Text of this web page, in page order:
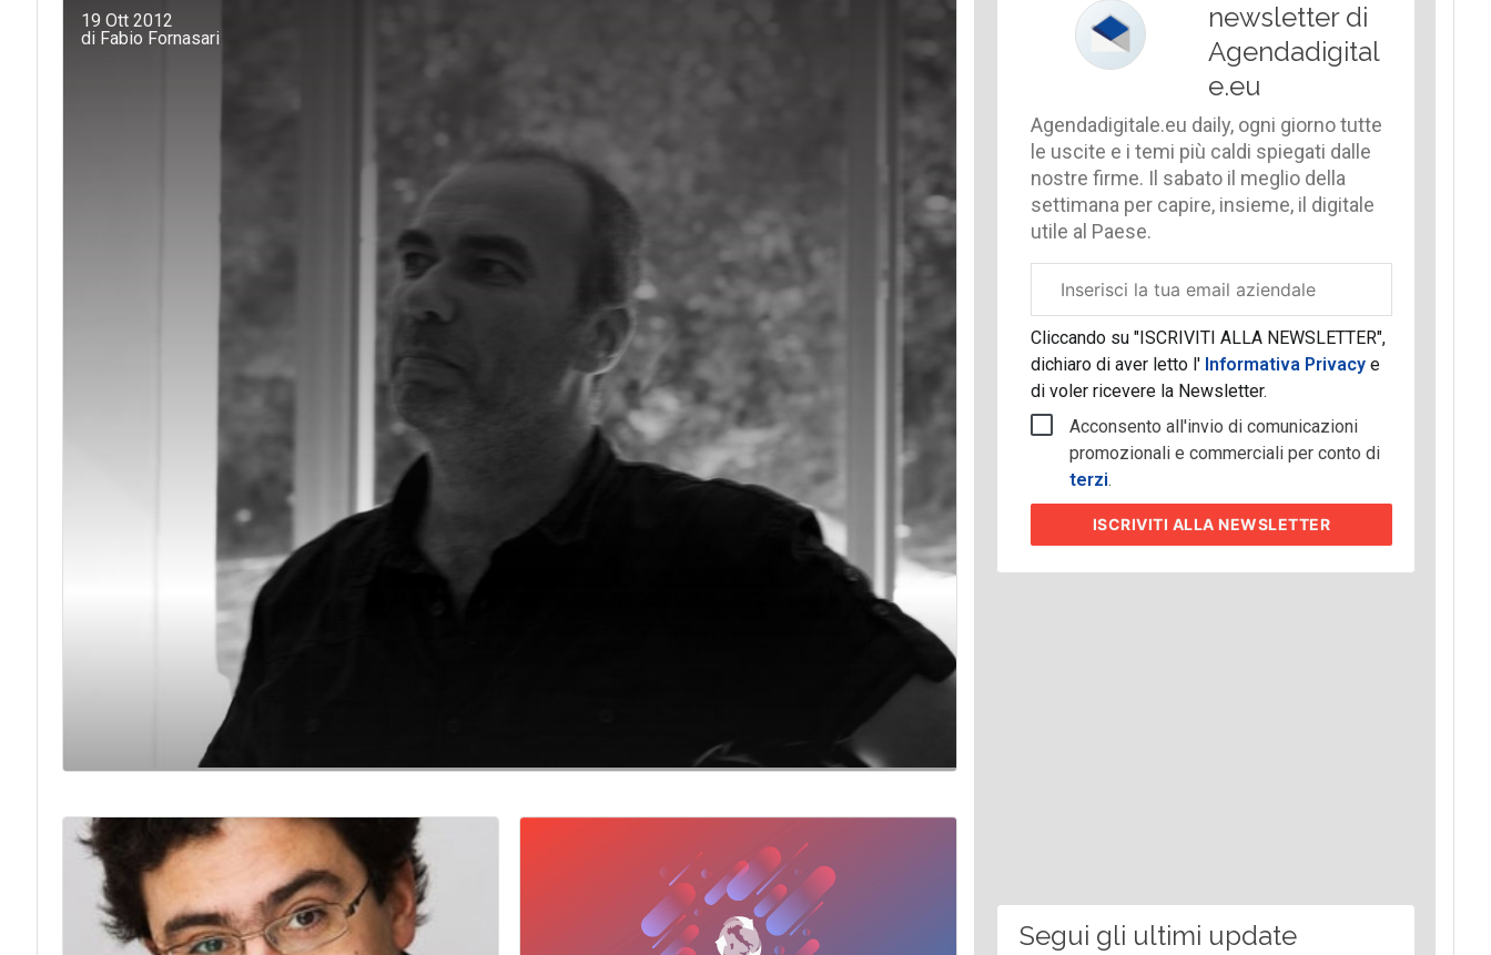
19 Ott 2012
di Fabio Fornasari
newsletter di
Agendadigital
e.eu
Agendadigitale.eu daily, ogni giorno tutte
le uscite e i temi più caldi spiegati dalle
nostre firme. Il sabato il meglio della
settimana per capire, insieme, il digitale
utile al Paese.
aziendale
Cliccando su "ISCRIVITI ALLA NEWSLETTER",
dichiaro di aver letto l'Informativa Privacy e
di voler ricevere la Newsletter.
Acconsento all'invio di comunicazioni
promozionali e commerciali per conto di
terzi.
ISCRIVITI ALLA NEWSLETTER
Segui gli ultimi update